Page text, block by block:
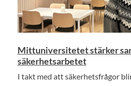
Mittuniversitetet stärker
säkerhetsarbetet
I takt med att säkerhetsfrågor